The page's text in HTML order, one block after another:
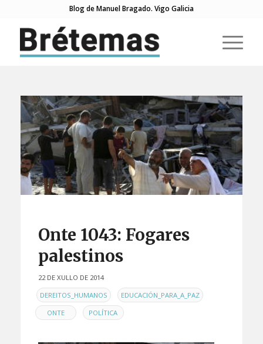
Blog de Manuel Bragado. Vigo Galicia
Onte 1043: Fogares
palestinos
22 DE XULLO DE 2014
ENDEREITOS_HUMANOS , EDUCACIÓN_PARA_A_PAZ ,
ONTE , POLÍTICA